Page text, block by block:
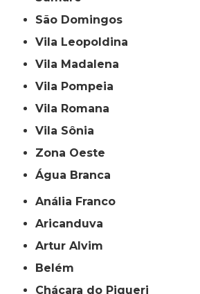
São Domingos
Vila Leopoldina
Vila Madalena
Vila Pompeia
Vila Romana
Vila Sônia
Zona Oeste
Água Branca
Anália Franco
Aricanduva
Artur Alvim
Belém
Chácara do Piqueri